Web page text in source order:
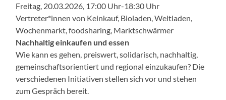
Freitag, 20.03.2026, 17:00 Uhr-18:30 Uhr
Vertreter*innen von Keinkauf, Bioladen, Weltladen,
Wochenmarkt, foodsharing, Marktschwärmer
Nachhaltig einkaufen und essen
Wie kann es gehen, preiswert, solidarisch, nachhaltig,
gemeinschaftsorientiert und regional einzukaufen? Die
verschiedenen Initiativen stellen sich vor und stehen
zum Gespräch bereit.